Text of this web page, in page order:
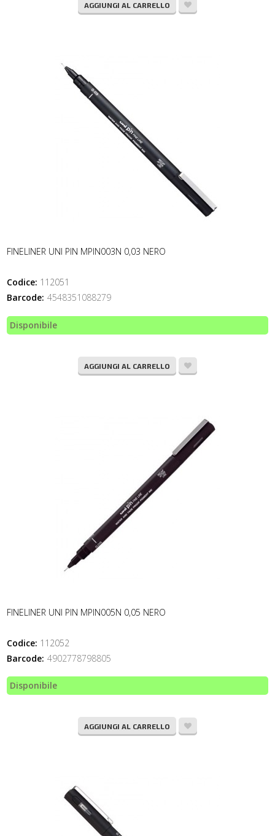
AGGIUNGI AL CARRELLO
FINELINER UNI PIN MPIN003N 0,03 NERO
Codice: 112051
Barcode: 4548351088279
Disponibile
AGGIUNGI AL CARRELLO
FINELINER UNI PIN MPIN005N 0,05 NERO
Codice: 112052
Barcode: 4902778798805
Disponibile
AGGIUNGI AL CARRELLO